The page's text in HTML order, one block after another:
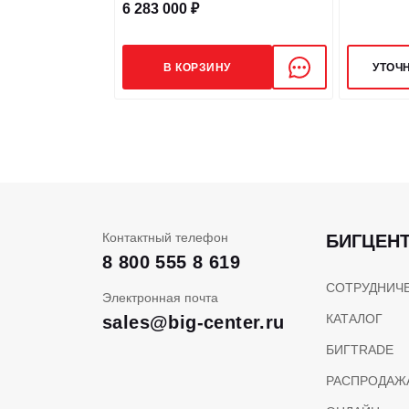
Тип охлаждения ДВС
6 283 000 ₽
В КОРЗИНУ
Контактный телефон
8 800 555 8 619
Электронная почта
sales@big-center.ru КАТАЛОГ
БИГTRADE